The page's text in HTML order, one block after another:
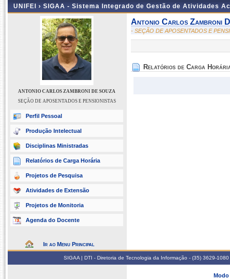
UNIFEI › SIGAA - Sistema Integrado de Gestão de Atividades
ANTONIO CARLOS ZAMBRONI DE SOUZA
SEÇÃO DE APOSENTADOS E PENSIONISTAS
Perfil Pessoal
Produção Intelectual
Disciplinas Ministradas
Relatórios de Carga Horária
Projetos de Pesquisa
Atividades de Extensão
Projetos de Monitoria
Agenda do Docente
Ir ao Menu Principal
Antonio Carlos Zambroni
- SEÇÃO DE APOSENTADOS E
Relatórios de Carga
SIGAA | DTI - Diretoria de Tecnologia da Informação - (35) 3629-
Modo